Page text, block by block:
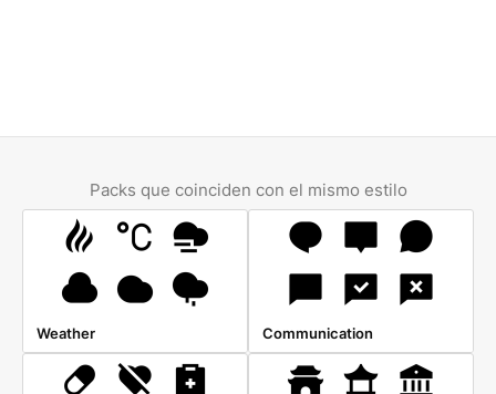
Packs que coinciden con el mismo estilo
Weather Communication